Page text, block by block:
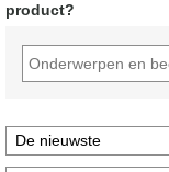
product?